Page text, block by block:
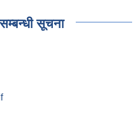
सूचना